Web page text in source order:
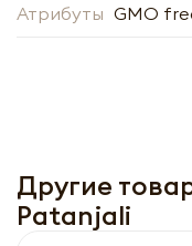
Атрибуты GMO
Другие
Patanjali